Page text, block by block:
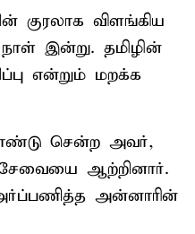
குரலாக விளங்கிய
இன்று. தமிழின்
என்றும் மறக்க
சென்ற அவர்,
சேவையை ஆற்றினார்.
அர்ப்பணித்த அன்னாரின்